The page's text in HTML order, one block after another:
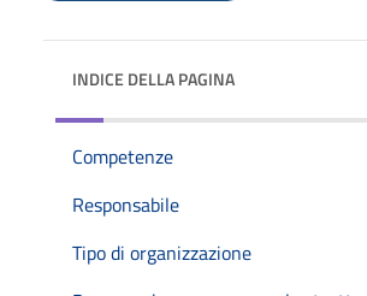
INDICE DELLA PAGINA
Competenze
Responsabile
Tipo di organizzazione